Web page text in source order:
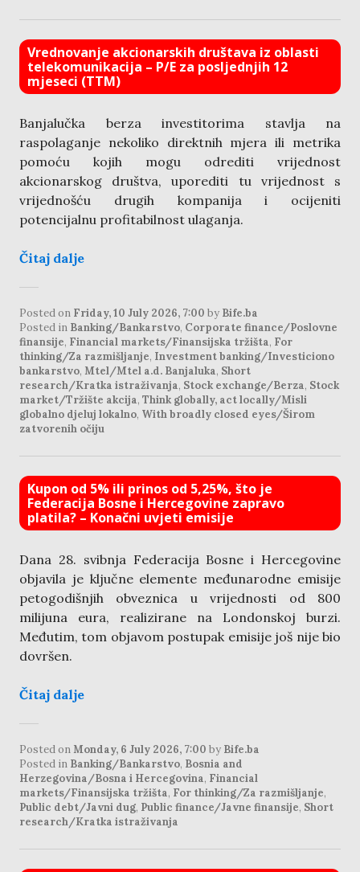
Vrednovanje akcionarskih društava iz oblasti
telekomunikacija – P/E za posljednjih 12
mjeseci (TTM)
Banjalučka berza investitorima stavlja na
raspolaganje nekoliko direktnih mjera ili metrika
pomoću kojih mogu odrediti vrijednost
akcionarskog društva, uporediti tu vrijednost s
vrijednošću drugih kompanija i ocijeniti
potencijalnu profitabilnost ulaganja.
Čitaj dalje
Posted on Friday, 10 July 2026, 7:00 by Bife.ba
Posted in Banking/Bankarstvo, Corporate finance/Poslovne
finansije, Financial markets/Finansijska tržišta, For
thinking/Za razmišljanje, Investment banking/Investiciono
bankarstvo, Mtel/Mtel a.d. Banjaluka, Short
research/Kratka istraživanja, Stock exchange/Berza, Stock
market/Tržište akcija, Think globally, act locally/Misli
globalno djeluj lokalno, With broadly closed eyes/Širom
zatvorenih očiju
Kupon od 5% ili prinos od 5,25%, što je
Federacija Bosne i Hercegovine zapravo
platila? – Konačni uvjeti emisije
Dana 28. svibnja Federacija Bosne i Hercegovine
objavila je ključne elemente međunarodne emisije
petogodišnjih obveznica u vrijednosti od 800
milijuna eura, realizirane na Londonskoj burzi.
Međutim, tom objavom postupak emisije još nije bio
dovršen.
Čitaj dalje
Posted on Monday, 6 July 2026, 7:00 by Bife.ba
Posted in Banking/Bankarstvo, Bosnia and
Herzegovina/Bosna i Hercegovina, Financial
markets/Finansijska tržišta, For thinking/Za razmišljanje,
Public debt/Javni dug, Public finance/Javne finansije, Short
research/Kratka istraživanja